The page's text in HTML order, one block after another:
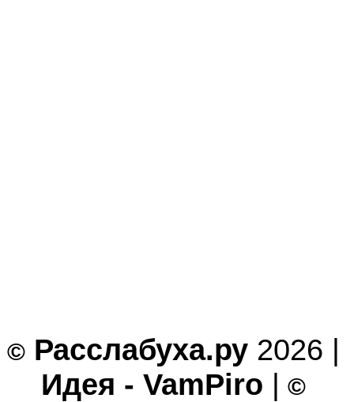
© Расслабуха.ру 2026 |
Идея - VamPiro | ©